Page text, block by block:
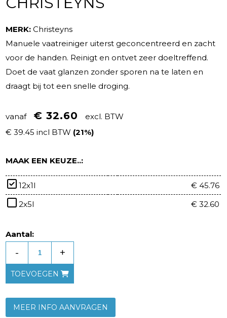
MERK: Christeyns
Manuele vaatreiniger uiterst geconcentreerd en zacht
voor de handen. Reinigt en ontvet zeer doeltreffend.
Doet de vaat glanzen zonder sporen na te laten en
draagt bij tot een snelle droging.
vanaf € 32.60
excl. BTW
€ 39.45 incl BTW (21%)
MAAK EEN KEUZE..:
12x1l
€ 45.76
2x5l
€ 32.60
Aantal:
- +
TOEVOEGEN
MEER INFO AANVRAGEN